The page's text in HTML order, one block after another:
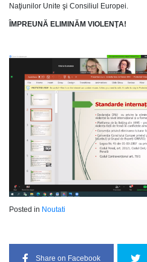
Naţiunilor Unite şi Consiliul Europei.
ÎMPREUNĂ ELIMINĂM VIOLENŢA!
Posted in Noutati
Share on Facebook